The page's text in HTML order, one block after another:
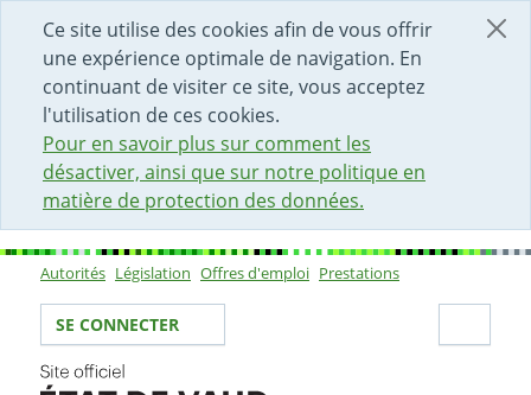
Ce site utilise des cookies afin de vous offrir
une expérience optimale de navigation. En
continuant de visiter ce site, vous acceptez
l'utilisation de ces cookies.
Pour en savoir plus sur comment les
désactiver, ainsi que sur notre politique en
matière de protection des données.
DÉBUT DU CONTENU DE LA PAGE
ACCÈS AU CHAMP DE RECHERCHE
PAGE D'ACCUEIL
FORMULAIRE DE CONTACT
Sous-navigation
Autorités Législation Offres d'emploi Prestations
Votre identité
SE CONNECTER